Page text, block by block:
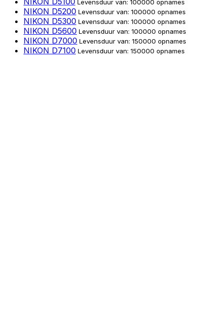
Levensduur van: 100000 opnames
NIKON D5200 Levensduur van: 100000 opnames
NIKON D5300 Levensduur van: 100000 opnames
NIKON D5600 Levensduur van: 100000 opnames
NIKON D7000 Levensduur van: 150000 opnames
NIKON D7100 Levensduur van: 150000 opnames